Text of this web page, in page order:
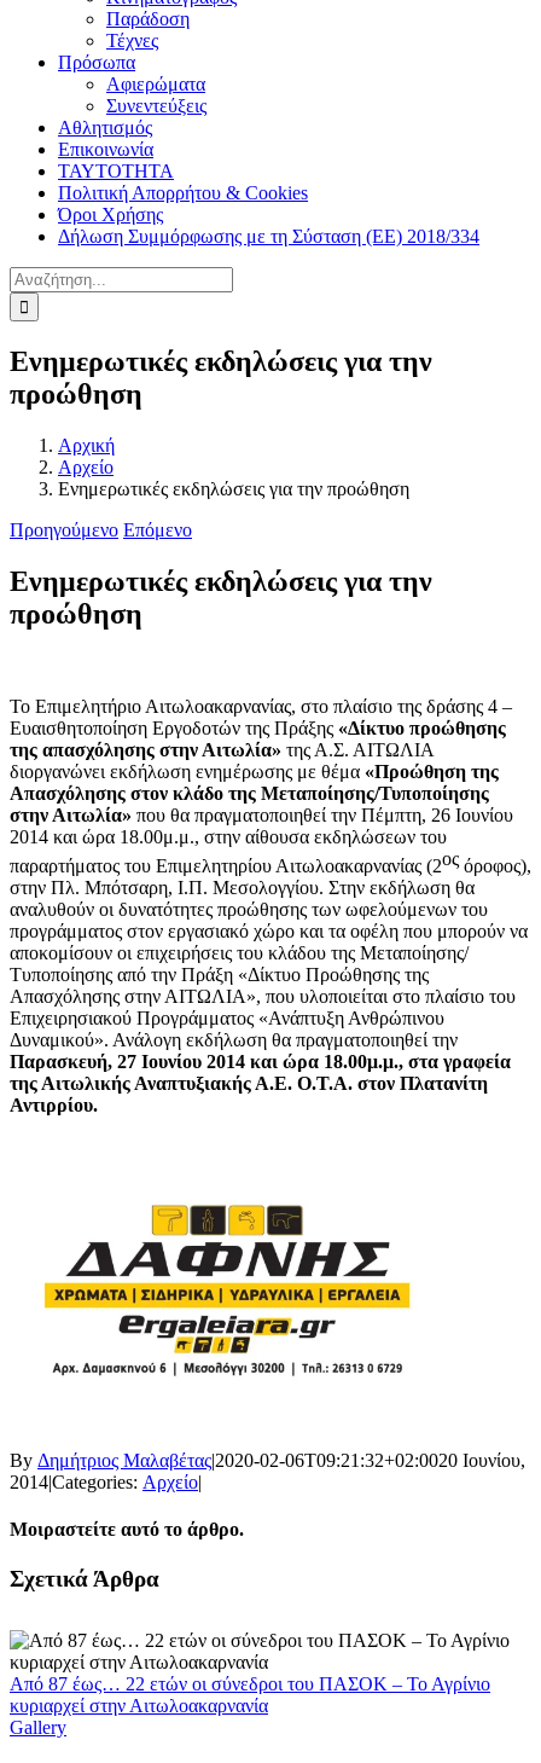
Παράδοση
Τέχνες
Πρόσωπα
Αφιερώματα
Συνεντεύξεις
Αθλητισμός
Επικοινωνία
ΤΑΥΤΟΤΗΤΑ
Πολιτική Απορρήτου & Cookies
Όροι Χρήσης
Δήλωση Συμμόρφωσης με τη Σύσταση (ΕΕ) 2018/334
Αναζήτηση
για:
Ενημερωτικές εκδηλώσεις για την
προώθηση
Αρχική
Αρχείο
Ενημερωτικές εκδηλώσεις για την προώθηση
Προηγούμενο Επόμενο
Ενημερωτικές εκδηλώσεις για την
προώθηση
Το Επιμελητήριο Αιτωλοακαρνανίας, στο πλαίσιο της δράσης 4 –
Ευαισθητοποίηση Εργοδοτών της Πράξης «Δίκτυο προώθησης
της απασχόλησης στην Αιτωλία» της Α.Σ. ΑΙΤΩΛΙΑ
διοργανώνει εκδήλωση ενημέρωσης με θέμα «Προώθηση της
Απασχόλησης στον κλάδο της Μεταποίησης/Τυποποίησης
στην Αιτωλία» που θα πραγματοποιηθεί την Πέμπτη, 26 Ιουνίου
2014 και ώρα 18.00μ.μ., στην αίθουσα εκδηλώσεων του
παραρτήματος του Επιμελητηρίου Αιτωλοακαρνανίας (2οςόροφος),
στην Πλ. Μπότσαρη, Ι.Π. Μεσολογγίου. Στην εκδήλωση θα
αναλυθούν οι δυνατότητες προώθησης των ωφελούμενων του
προγράμματος στον εργασιακό χώρο και τα οφέλη που μπορούν να
αποκομίσουν οι επιχειρήσεις του κλάδου της Μεταποίησης/
Τυποποίησης από την Πράξη «Δίκτυο Προώθησης της
Απασχόλησης στην ΑΙΤΩΛΙΑ», που υλοποιείται στο πλαίσιο του
Επιχειρησιακού Προγράμματος «Ανάπτυξη Ανθρώπινου
Δυναμικού». Ανάλογη εκδήλωση θα πραγματοποιηθεί την
Παρασκευή, 27 Ιουνίου 2014 και ώρα 18.00μ.μ., στα γραφεία
της Αιτωλικής Αναπτυξιακής Α.Ε. Ο.Τ.Α. στον Πλατανίτη
Αντιρρίου.
By Δημήτριος Μαλαβέτας|2020-02-06T09:21:32+02:0020 Ιουνίου,
2014|Categories: Αρχείο|
Μοιραστείτε αυτό το άρθρο.
Facebook
X
LinkedIn
WhatsApp
Email
Σχετικά Άρθρα
Από 87 έως… 22 ετών οι σύνεδροι του ΠΑΣΟΚ – Το Αγρίνιο
κυριαρχεί στην Αιτωλοακαρνανία
Gallery